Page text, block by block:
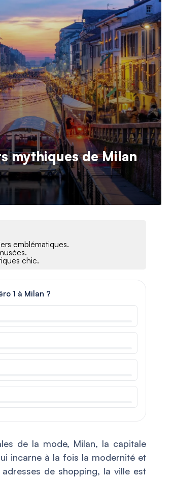
mythiques de Milan
emblématiques.
chic.
1 à Milan ?
de la mode, Milan, la capitale
incarne à la fois la modernité et
de shopping, la ville est